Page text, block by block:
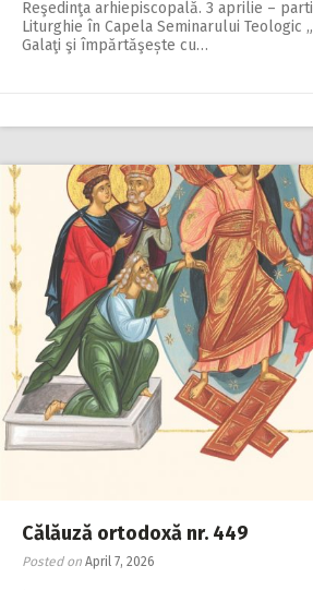
Reşedinţa arhiepiscopală. 3 aprilie –
Liturghie în Capela Seminarului Teologic
Galaţi şi împărtăşește cu…
Călăuză ortodoxă nr. 449
Posted on April 7, 2026